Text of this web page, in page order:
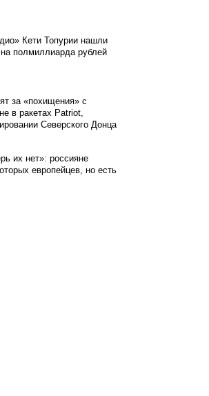
Кети Топурии нашли
полмиллиарда рублей
за «похищения» с
в ракетах Patriot,
Северского Донца
их нет»: россияне
европейцев, но есть